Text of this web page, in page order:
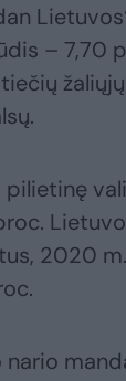
– 7,70
2020
nario